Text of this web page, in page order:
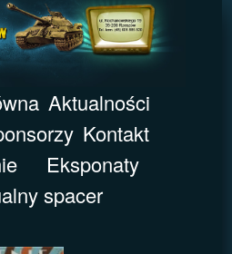
Aktualności
Kontakt
Eksponaty
spacer